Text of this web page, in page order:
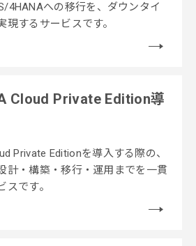
4HANAへの移行を、ダウンタイ
現するサービスです。
Cloud Private Edition導
Private Editionを導入する際の、
計・構築・移行・運用までを一貫
スです。